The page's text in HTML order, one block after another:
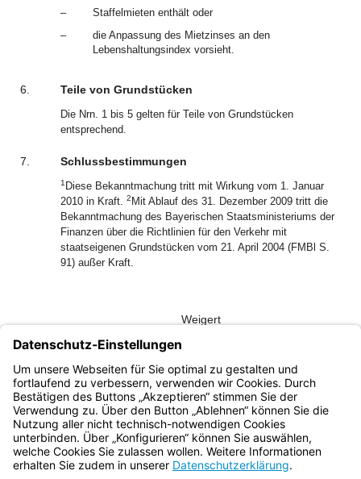
–
Staffelmieten enthält oder
–
die Anpassung des Mietzinses an den
Lebenshaltungsindex vorsieht.
6. Teile von Grundstücken
Die Nrn. 1 bis 5 gelten für Teile von Grundstücken
entsprechend.
7. Schlussbestimmungen
1 Diese Bekanntmachung tritt mit Wirkung vom 1. Januar
2010 in Kraft. 2 Mit Ablauf des 31. Dezember 2009 tritt die
Bekanntmachung des Bayerischen Staatsministeriums der
Finanzen über die Richtlinien für den Verkehr mit
staatseigenen Grundstücken vom 21. April 2004 (FMBl S.
91) außer Kraft.
Weigert
Ministerialdirektor
Anlage Anlage: Kaufpreiszuschlag für die Wertermittlung
Bayern.de
BayernPortal